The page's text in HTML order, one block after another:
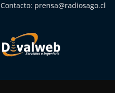
Contacto: prensa@radiosago.cl